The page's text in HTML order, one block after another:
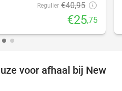
Regulier €40,95
€25,75
55%
voor afhaal bij New